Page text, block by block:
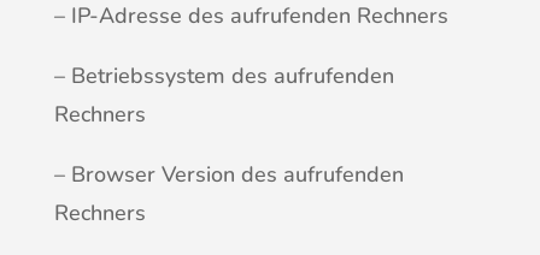
– IP-Adresse des aufrufenden Rechners
– Betriebssystem des aufrufenden
Rechners
– Browser Version des aufrufenden
Rechners